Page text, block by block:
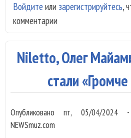
Войдите или зарегистрируйтесь,
комментарии
Niletto, Олег
стали
Опубликованопт, 05/04/2024
NEWSmuz.com